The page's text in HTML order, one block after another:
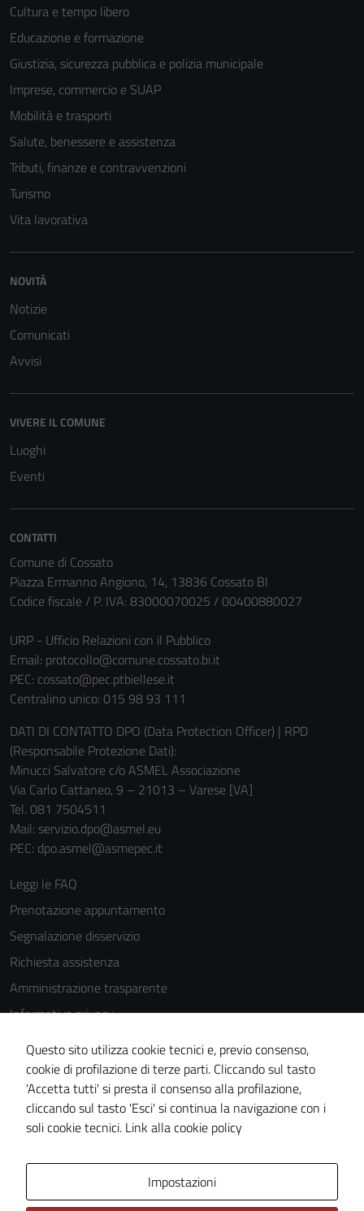
Cultura e tempo libero
Educazione e formazione
Giustizia, sicurezza pubblica e polizia municipale
Imprese, commercio e SUAP
Mobilità e trasporti
Salute, benessere e assistenza
Tributi, finanze e contravvenzioni
Turismo
Vita lavorativa
NOVITÀ
Notizie
Comunicati
Avvisi
VIVERE IL COMUNE
Luoghi
Eventi
CONTATTI
Comune di Cossato
Piazza Ermanno Angiono, 14, 13836 Cossato BI
Codice fiscale / P. IVA: 83000070025 / 00400880027
URP - Ufficio Relazioni con il Pubblico
Email: protocollo@comune.cossato.bi.it
PEC: cossato@pec.ptbiellese.it
Centralino unico: 015 98 93 111
DATI DI CONTATTO DPO (Data Protection Officer) | RPD
(Responsabile Protezione Dati):
Minucci Salvatore c/o ASMEL Associazione
Via Carlo Cattaneo, 9 – 21013 – Varese [VA]
Tel. 081 7504511
Mail: servizio.dpo@asmel.eu
PEC: dpo.asmel@asmepec.it
Leggi le FAQ
Prenotazione appuntamento
Segnalazione disservizio
Richiesta assistenza
Amministrazione trasparente
Informativa privacy
Note legali
Dichiarazione di accessibilità
Piano di miglioramento del sito
Questo sito utilizza cookie tecnici e, previo consenso,
cookie di profilazione di terze parti. Cliccando sul tasto
'Accetta tutti' si presta il consenso alla profilazione,
cliccando sul tasto 'Esci' si continua la navigazione con i
soli cookie tecnici. Link alla cookie policy
Impostazioni
per il